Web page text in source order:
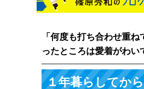
「何度も打ち合わせ重ね
ったところは愛着がわい
１年暮らしてか